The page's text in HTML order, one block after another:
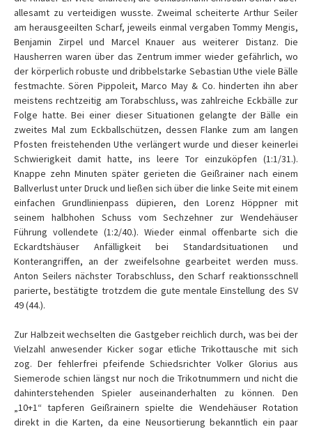
allesamt zu verteidigen wusste. Zweimal scheiterte Arthur Seiler
am herausgeeilten Scharf, jeweils einmal vergaben Tommy Mengis,
Benjamin Zirpel und Marcel Knauer aus weiterer Distanz. Die
Hausherren waren über das Zentrum immer wieder gefährlich, wo
der körperlich robuste und dribbelstarke Sebastian Uthe viele Bälle
festmachte. Sören Pippoleit, Marco May & Co. hinderten ihn aber
meistens rechtzeitig am Torabschluss, was zahlreiche Eckbälle zur
Folge hatte. Bei einer dieser Situationen gelangte der Bälle ein
zweites Mal zum Eckballschützen, dessen Flanke zum am langen
Pfosten freistehenden Uthe verlängert wurde und dieser keinerlei
Schwierigkeit damit hatte, ins leere Tor einzuköpfen (1:1/31.).
Knappe zehn Minuten später gerieten die Geißrainer nach einem
Ballverlust unter Druck und ließen sich über die linke Seite mit einem
einfachen Grundlinienpass düpieren, den Lorenz Höppner mit
seinem halbhohen Schuss vom Sechzehner zur Wendehäuser
Führung vollendete (1:2/40.). Wieder einmal offenbarte sich die
Eckardtshäuser Anfälligkeit bei Standardsituationen und
Konterangriffen, an der zweifelsohne gearbeitet werden muss.
Anton Seilers nächster Torabschluss, den Scharf reaktionsschnell
parierte, bestätigte trotzdem die gute mentale Einstellung des SV
49 (44.).
Zur Halbzeit wechselten die Gastgeber reichlich durch, was bei der
Vielzahl anwesender Kicker sogar etliche Trikottausche mit sich
zog. Der fehlerfrei pfeifende Schiedsrichter Volker Glorius aus
Siemerode schien längst nur noch die Trikotnummern und nicht die
dahinterstehenden Spieler auseinanderhalten zu können. Den
„10+1“ tapferen Geißrainern spielte die Wendehäuser Rotation
direkt in die Karten, da eine Neusortierung bekanntlich ein paar